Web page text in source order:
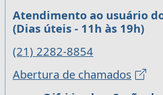
Atendimento ao usuário
(Dias úteis - 11h às 19h)
(21) 2282-8854
Abertura de chamados